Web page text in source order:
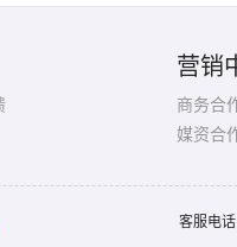
营销
商务合
媒资合
客服电